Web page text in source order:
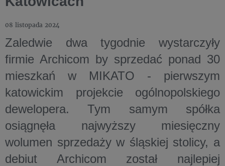
08 listopada 2024
Zaledwie dwa tygodnie wystarczyły
firmie Archicom by sprzedać ponad 30
mieszkań w MIKATO - pierwszym
katowickim projekcie ogólnopolskiego
dewelopera. Tym samym spółka
osiągnęła najwyższy miesięczny
wolumen sprzedaży w śląskiej stolicy, a
debiut Archicom został najlepiej